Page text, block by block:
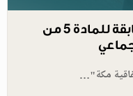
فيدان عن "اتفاقية مكة": مطابقة للمادة 5 من
مكة"…